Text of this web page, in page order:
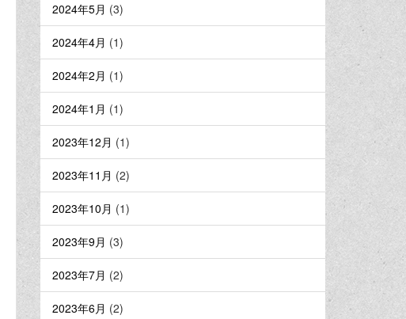
2024年5月 (3)
2024年4月 (1)
2024年2月 (1)
2024年1月 (1)
2023年12月 (1)
2023年11月 (2)
2023年10月 (1)
2023年9月 (3)
2023年7月 (2)
2023年6月 (2)